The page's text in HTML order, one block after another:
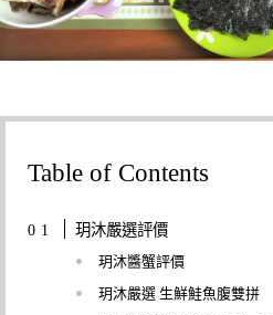
Table of Contents
玥沐嚴選評價
玥沐醬蟹評價
玥沐嚴選 生鮮鮭魚腹雙拼